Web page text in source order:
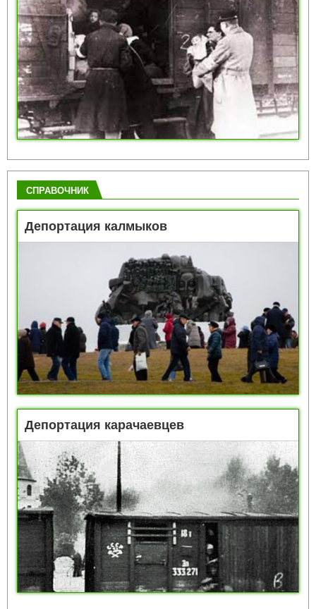
СПРАВОЧНИК
Депортация калмыков
Депортация карачаевцев